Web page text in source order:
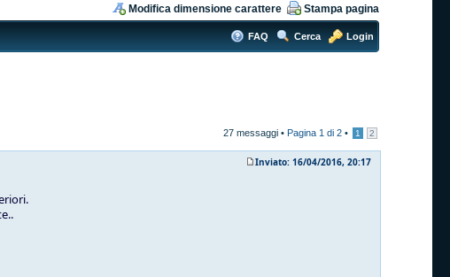
Modifica dimensione carattere Stampa pagina
FAQ Cerca Login
27 messaggi • Pagina 1 di 2 • 1 2
Inviato: 16/04/2016, 20:17